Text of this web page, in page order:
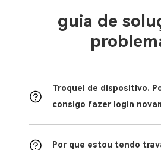
guia de
Troquei de dispositivo.
consigo fazer login
Por que estou tendo